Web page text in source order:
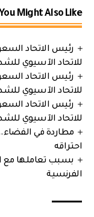
You Might Also Like
رئيس الاتحاد
للاتحاد الآسيوي
رئيس الاتحاد
للاتحاد الآسيوي
رئيس الاتحاد
للاتحاد الآسيوي
مطاردة في
احتراقه
بسبب تعاملها مع
الفرنسية